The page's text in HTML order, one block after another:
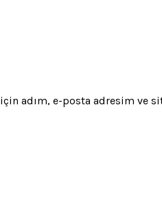
adım, e-posta adresim ve